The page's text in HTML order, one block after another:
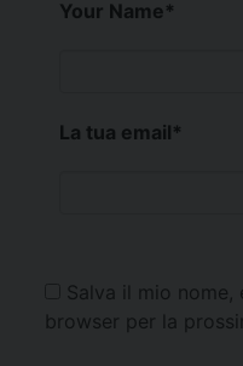
Your Name*
La tua email*
Salva il mio
browser per la